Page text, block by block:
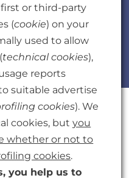
Riservati | Parent:
or third-party
(cookie) on your
used to allow
technical cookies),
reports
suitable advertise
cookies). We
cookies, butyou
whether or not to
cookies.
you help us to